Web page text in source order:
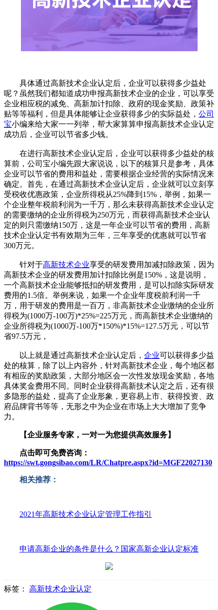
具体通过高新技术企业认定后，企业可以获得多少益处
呢？虽然我们都知道成功申报高新技术企业的企业，可以享受
企业相应税的减免、高新加计扣除、政府的现金奖励、政策补
贴等等福利，但是具体能够让企业获得多少的实际益处， 公司
宝小编来给大家一一列举，帮大家算算申报高新技术企业认定
成功后，企业可以节省多少钱。
在进行高新技术企业认定后，企业可以获得多少益处的核
算前，公司宝小编先跟大家说说，以下的核算只是参考，具体
企业可以节省的费用和益处，需要根据企业经营的实际情况来
确定。首先，在通过高新技术企业认定后，企业就可以立刻享
受税收优惠政策，企业所得税从25%降到15%，举例，如果一
个企业整年税前利润为一千万，那么未获得高新技术企业认定
的需要缴纳的企业所得税为250万元，而获得高新技术企业认
定的则只需缴纳150万，这是一年企业可以节省的费用，高新
技术企业认定书有效期为三年，三年享受的优惠就可以节省
300万元。
针对于高新技术企业享受的研发费用加减扣除政策，因为
高新技术企业的研发费用加计扣除比例是150%，这是说明，
一个高新技术企业能够抵扣的研发费用，是可以扣除实际研发
费用的1.5倍。举例来说，如果一个企业年度税前利润一千
万，用于研发的费用是一百万，非高新技术企业缴纳的企业所
得税为(1000万-100万)*25%=225万元，而高新技术企业缴纳的
企业所得税为(1000万-100万*150%)*15%=127.5万元，可以节
省97.5万元，
以上就是通过高新技术企业认定后， 企业可以获得多少益
处的核算，除了以上内容外，针对高新技术企业，每个地区都
有相应的奖励政策，大部分地区会一次性发放现金奖励，各地
具体奖金费用不同。同时企业获得高新技术认定之后，还有很
多隐形的益处，提高了企业形象，更容易上市、获得投资、政
府品牌背书等等，无形之中为企业在市场上大大增加了竞争
力。
【企业服务专家，一对一为您提供高效服务】
点击即可免费咨询：
https://swt.gongsibao.com/LR/Chatpre.aspx?id=MGF22027130
相关推荐：
2021年高新技术企业认定管理工作指引
申请高新企业的条件是什么？国家高新企业认定标准
标签： 高新技术企业认定